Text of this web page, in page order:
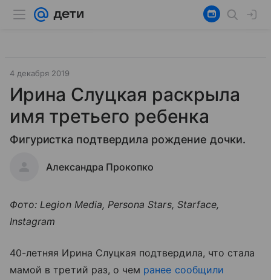
4 декабря 2019
Ирина Слуцкая раскрыла
имя третьего ребенка
Фигуристка подтвердила рождение дочки.
Александра Прокопко
Фото: Legion Media, Persona Stars, Starface,
Instagram
40-летняя Ирина Слуцкая подтвердила, что стала
мамой в третий раз, о чем ранее сообщили